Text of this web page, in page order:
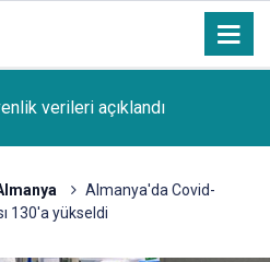
verileri açıklandı
Almanya'da Covid-
130'a yükseldi